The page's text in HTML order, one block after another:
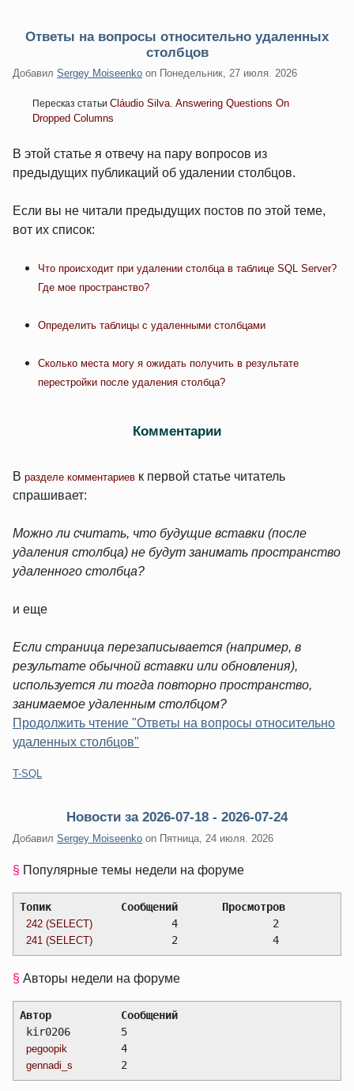
Ответы на вопросы относительно удаленных
столбцов
Добавил Sergey Moiseenko on Понедельник, 27 июля. 2026
Пересказ статьи Cláudio Silva. Answering Questions On
Dropped Columns
В этой статье я отвечу на пару вопросов из
предыдущих публикаций об удалении столбцов.
Если вы не читали предыдущих постов по этой теме,
вот их список:
Что происходит при удалении столбца в таблице SQL Server?
Где мое пространство?
Определить таблицы с удаленными столбцами
Сколько места могу я ожидать получить в результате
перестройки после удаления столбца?
Комментарии
В разделе комментариев к первой статье читатель
спрашивает:
Можно ли считать, что будущие вставки (после
удаления столбца) не будут занимать пространство
удаленного столбца?
и еще
Если страница перезаписывается (например, в
результате обычной вставки или обновления),
используется ли тогда повторно пространство,
занимаемое удаленным столбцом?
Продолжить чтение "Ответы на вопросы относительно
удаленных столбцов"
Категории:
T-SQL
Новости за 2026-07-18 - 2026-07-24
Добавил Sergey Moiseenko on Пятница, 24 июля. 2026
§ Популярные темы недели на форуме
Топик		Сообщений	Просмотров
242 (SELECT)
		4		2
241 (SELECT)
		2		4
§ Авторы недели на форуме
Автор		Сообщений
kir0206	5
pegoopik
  	4
gennadi_s
  	2